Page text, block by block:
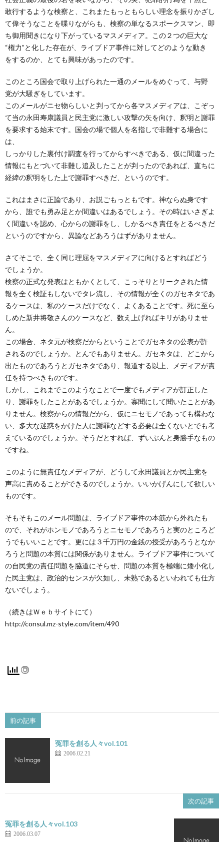
敢行するような検察と、これまたもっともらしい理念を振りかざし
て偉そうなことを喋りながらも、検察の単なるスポークスマン、即
ち御用聞きになり下がっているマスメディア。この２つの巨大な
“権力”と化した存在が、ライブドア事件に対してどのような動き
をするのか、とても興味があったのです。
このところ国会で取り上げられた一通のメールをめぐって、与野
党が大騒ぎをしています。
このメールがニセ物らしいと判ってから各マスメディアは、こぞっ
て当の永田寿康議員と民主党に激しい攻撃の矢を向け、釈明と謝罪
を要求する始末です。国会の場で個人を名指しで非難する場合に
は、
しっかりした裏付け調査を行ってからすべきである、仮に間違った
情報にもとづいて非難し追及したことが判ったのであれば、直ちに
経緯の釈明をした上で謝罪すべきだ、というのです。
これはまさに正論であり、お説ごもっともです。神ならぬ身です
から、誰でも勇み足とか間違いはあるでしょう。その時はいさぎよ
く間違いを認め、心からの謝罪をし、しかるべき責任をとるべきだ
というのですから、異論などあろうはずがありません。
さてそこで、全く同じ理屈をマスメディアに向けるとすればどう
でしょうか。
検察の正式な発表はともかくとして、こっそりとリークされた情
報を全く検証もしないでタレ流し、その情報が全くのガセネタであ
るケースは、私のケースだけでなく、よくあることです。死に至ら
しめた新井将敬さんのケースなど、数え上げればキリがありませ
ん。
この場合、ネタ元が検察だからということでガセネタの公表が許
されるのでしょうか。とんでもありません。ガセネタは、どこから
出たものであろうとガセネタであり、報道する以上、メディアが責
任を持つべきものです。
しかし、これまでこのようなことで一度でもメディアが訂正した
り、謝罪をしたことがあるでしょうか。寡聞にして聞いたことがあ
りません。検察からの情報だから、仮にニセモノであっても構わな
い、多大な迷惑をかけた人に謝罪などする必要は全くないとでも考
えているのでしょうか。そうだとすれば、ずいぶんと身勝手なもの
ですね。
このように無責任なメディアが、どうして永田議員とか民主党を
声高に責めることができるのでしょうか。いいかげんにして欲しい
ものです。
そもそもこのメール問題は、ライブドア事件の本筋から外れたも
ので、それがホンモノであろうとニセモノであろうと実のところど
うでもいいことです。更には３千万円の金銭の授受があろうとなか
ろうと問題の本質には関係がありません。ライブドア事件について
の自民党の責任問題を脇道にそらせ、問題の本質を極端に矮小化し
た民主党は、政治的センスが欠如し、未熟であるといわれても仕方
ないでしょう。
（続きはＷｅｂサイトにて）
http://consul.mz-style.com/item/490
前の記事
冤罪を創る人々vol.101
2006.02.21
次の記事
冤罪を創る人々vol.103
2006.03.07